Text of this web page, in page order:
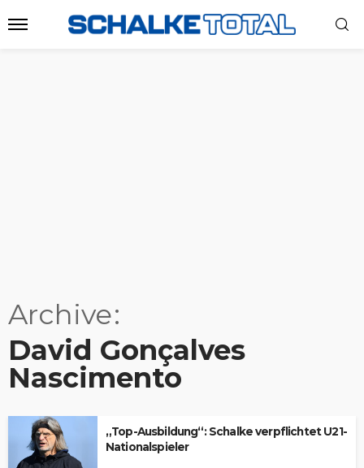
Archive
David Gonçalves
Nascimento
„Top-Ausbildung“: Schalke verpflichtet U21-
Nationalspieler